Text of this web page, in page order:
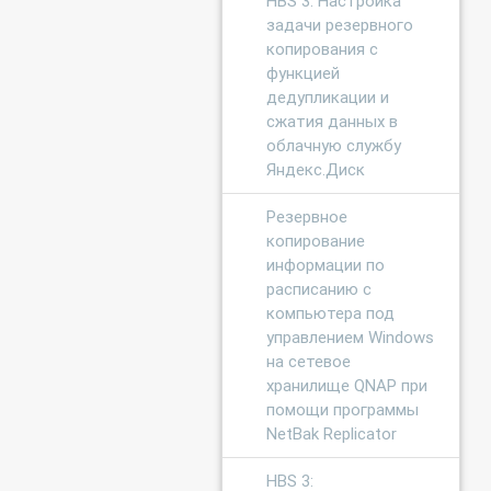
задачи резервного
копирования с
функцией
дедупликации и
сжатия данных в
облачную службу
Яндекс.Диск
Резервное
копирование
информации по
расписанию с
компьютера под
управлением Windows
на сетевое
хранилище QNAP при
помощи программы
NetBak Replicator
HBS 3: